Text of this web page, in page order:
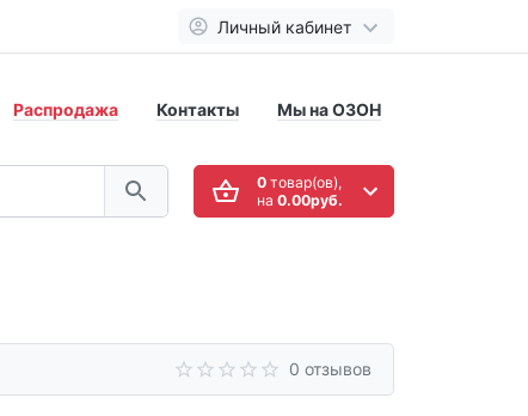
Личный кабинет
Распродажа Контакты Мы на ОЗОН
0товар(ов),
на 0.00руб.
0 отзывов